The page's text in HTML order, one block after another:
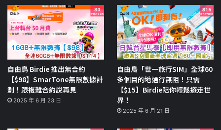
自由鳥 Birdie 推出無合約
【$98】SmarTone無限數據計
劃！跟複雜合約說再見
2025 年 6 月 23 日
自由鳥「世一旅行SIM」全球60
多個目的地通行無阻！只需
【$15】Birdie陪你輕鬆遊走世
界！
2025 年 6 月 21 日